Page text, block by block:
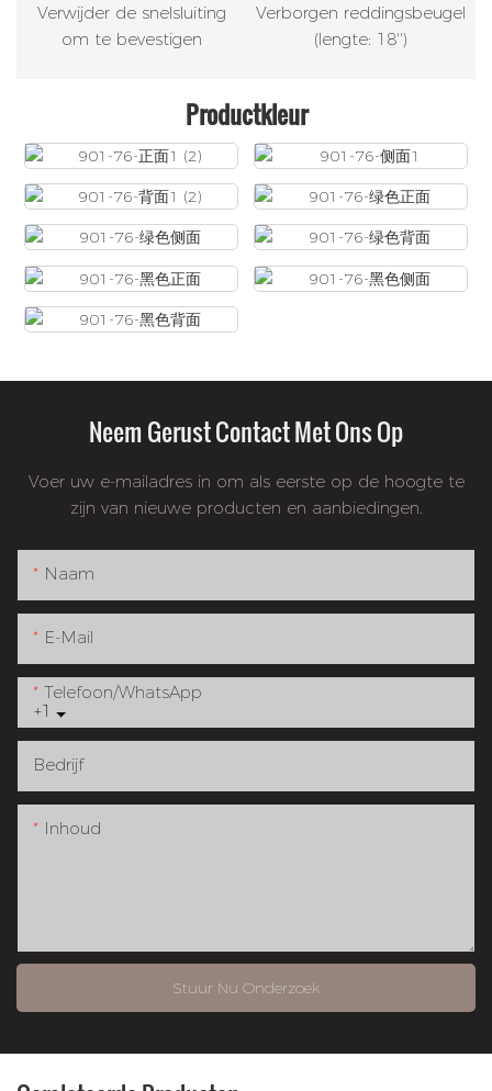
Verwijder de snelsluiting
om te bevestigen
Verborgen reddingsbeugel
(lengte: 18'')
Productkleur
Neem Gerust Contact Met Ons Op
Voer uw e-mailadres in om als eerste op de hoogte te
zijn van nieuwe producten en aanbiedingen.
Naam
E-Mail
+1
Telefoon/WhatsApp
Bedrijf
Inhoud
Stuur Nu Onderzoek